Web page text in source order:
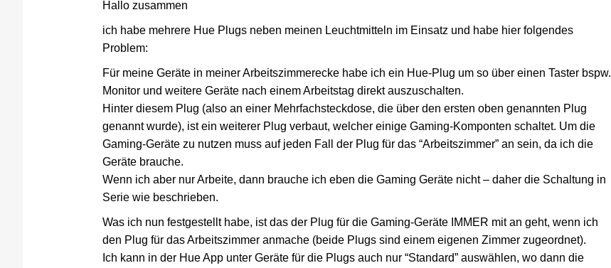
Hallo zusammen
ich habe mehrere Hue Plugs neben meinen Leuchtmitteln im Einsatz und habe hier folgendes
Problem:
Für meine Geräte in meiner Arbeitszimmerecke habe ich ein Hue-Plug um so über einen Taster bspw.
Monitor und weitere Geräte nach einem Arbeitstag direkt auszuschalten.
Hinter diesem Plug (also an einer Mehrfachsteckdose, die über den ersten oben genannten Plug
genannt wurde), ist ein weiterer Plug verbaut, welcher einige Gaming-Komponten schaltet. Um die
Gaming-Geräte zu nutzen muss auf jeden Fall der Plug für das “Arbeitszimmer” an sein, da ich die
Geräte brauche.
Wenn ich aber nur Arbeite, dann brauche ich eben die Gaming Geräte nicht – daher die Schaltung in
Serie wie beschrieben.
Was ich nun festgestellt habe, ist das der Plug für die Gaming-Geräte IMMER mit an geht, wenn ich
den Plug für das Arbeitszimmer anmache (beide Plugs sind einem eigenen Zimmer zugeordnet).
Ich kann in der Hue App unter Geräte für die Plugs auch nur “Standard” auswählen, wo dann die